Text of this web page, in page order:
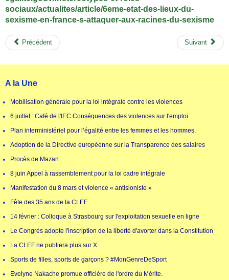
sociaux/actualites/article/6eme-etat-des-lieux-du-
sexisme-en-france-s-attaquer-aux-racines-du-sexisme
Précédent Suivant
A la Une
Mobilisation générale pour la loi intégrale contre les violences
6 juillet : Café de l'IEC Conséquences des violences sur l'emploi
Plan interministériel pour l’égalité entre les femmes et les hommes.
Adoption de la Directive européenne sur la Transparence des salaires
Procès de Mazan
8 juin Appel à rassemblement pour la loi cadre intégrale
Manifestation du 8 mars et violence « antisioniste »
Fête des 35 ans de la CLEF
14 février : Colloque à Strasbourg sur l'exploitation sexuelle en ligne
Le Congrès adopte l'inscription de la liberté d'avorter dans la Constitution
La CLEF ne publiera plus sur X
Sports de filles, sports de garçons ? #MonGenreDeSport
Evelyne Nakache promue officière de l'ordre du Mérite.